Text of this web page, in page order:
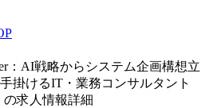
：AI戦略からシステム企画構想立
掛けるIT・業務コンサルタント
の求人情報詳細